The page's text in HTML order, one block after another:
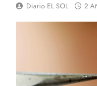
Diario EL SOL 2